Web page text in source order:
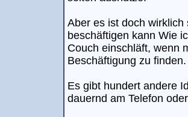
Aber es ist doch
beschäftigen kann Wie
Couch einschläft, wenn
Beschäftigung zu
Es gibt hundert andere
dauernd am Telefon